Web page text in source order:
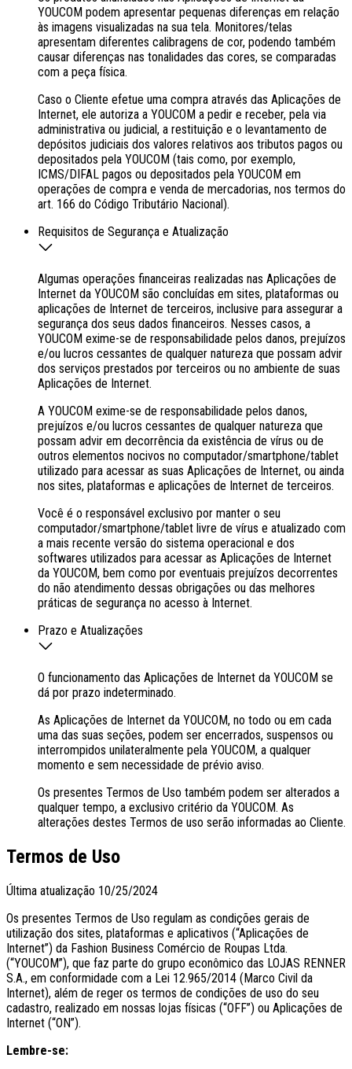
YOUCOM podem apresentar pequenas diferenças em relação
às imagens visualizadas na sua tela. Monitores/telas
apresentam diferentes calibragens de cor, podendo também
causar diferenças nas tonalidades das cores, se comparadas
com a peça física.
Caso o Cliente efetue uma compra através das Aplicações de
Internet, ele autoriza a YOUCOM a pedir e receber, pela via
administrativa ou judicial, a restituição e o levantamento de
depósitos judiciais dos valores relativos aos tributos pagos ou
depositados pela YOUCOM (tais como, por exemplo,
ICMS/DIFAL pagos ou depositados pela YOUCOM em
operações de compra e venda de mercadorias, nos termos do
art. 166 do Código Tributário Nacional).
Requisitos de Segurança e Atualização
Algumas operações financeiras realizadas nas Aplicações de
Internet da YOUCOM são concluídas em sites, plataformas ou
aplicações de Internet de terceiros, inclusive para assegurar a
segurança dos seus dados financeiros. Nesses casos, a
YOUCOM exime-se de responsabilidade pelos danos, prejuízos
e/ou lucros cessantes de qualquer natureza que possam advir
dos serviços prestados por terceiros ou no ambiente de suas
Aplicações de Internet.
A YOUCOM exime-se de responsabilidade pelos danos,
prejuízos e/ou lucros cessantes de qualquer natureza que
possam advir em decorrência da existência de vírus ou de
outros elementos nocivos no computador/smartphone/tablet
utilizado para acessar as suas Aplicações de Internet, ou ainda
nos sites, plataformas e aplicações de Internet de terceiros.
Você é o responsável exclusivo por manter o seu
computador/smartphone/tablet livre de vírus e atualizado com
a mais recente versão do sistema operacional e dos
softwares utilizados para acessar as Aplicações de Internet
da YOUCOM, bem como por eventuais prejuízos decorrentes
do não atendimento dessas obrigações ou das melhores
práticas de segurança no acesso à Internet.
Prazo e Atualizações
O funcionamento das Aplicações de Internet da YOUCOM se
dá por prazo indeterminado.
As Aplicações de Internet da YOUCOM, no todo ou em cada
uma das suas seções, podem ser encerrados, suspensos ou
interrompidos unilateralmente pela YOUCOM, a qualquer
momento e sem necessidade de prévio aviso.
Os presentes Termos de Uso também podem ser alterados a
qualquer tempo, a exclusivo critério da YOUCOM. As
alterações destes Termos de uso serão informadas ao Cliente.
Termos de Uso
Última atualização 10/25/2024
Os presentes Termos de Uso regulam as condições gerais de
utilização dos sites, plataformas e aplicativos (“Aplicações de
Internet”) da Fashion Business Comércio de Roupas Ltda.
(“YOUCOM”), que faz parte do grupo econômico das LOJAS RENNER
S.A., em conformidade com a Lei 12.965/2014 (Marco Civil da
Internet), além de reger os termos de condições de uso do seu
cadastro, realizado em nossas lojas físicas (“OFF”) ou Aplicações de
Internet (“ON”).
Lembre-se: